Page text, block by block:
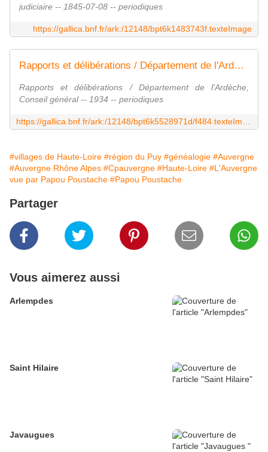
judiciaire -- 1845-07-08 -- periodiques
https://gallica.bnf.fr/ark:/12148/bpt6k1483743f.texteImage
Rapports et délibérations / Département de l'Ardèche, Conseil général
Rapports et délibérations / Département de l'Ardèche,
Conseil général -- 1934 -- periodiques
#villages de Haute-Loire #région du Puy #généalogie #Auvergne
#Auvergne Rhône Alpes #Cpauvergne #Haute-Loire #L'Auvergne
vue par Papou Poustache #Papou Poustache
Partager
Vous aimerez aussi
Arlempdes
Saint Hilaire
Javaugues